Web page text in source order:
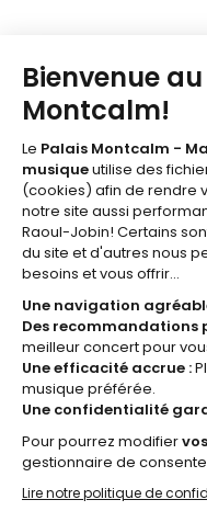
Abonnez-vous à l'
JE M'ABONNE
1 877 641-6040
© 2026 Palais